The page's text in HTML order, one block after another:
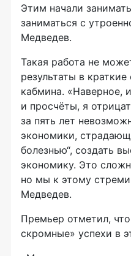
Этим начали
заниматься с
Медведев.
Такая работа не
результаты в
кабмина. «Наверное,
и просчёты, я
за пять лет
экономики,
болезнью“, создать
экономику. Это
но мы к этому
Медведев.
Премьер отметил,
скромные» успехи в